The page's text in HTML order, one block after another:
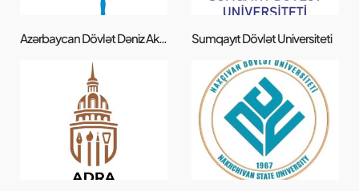
Azərbaycan Dövlət Dəniz Akademiyası Sumqayıt Dövlət Universiteti